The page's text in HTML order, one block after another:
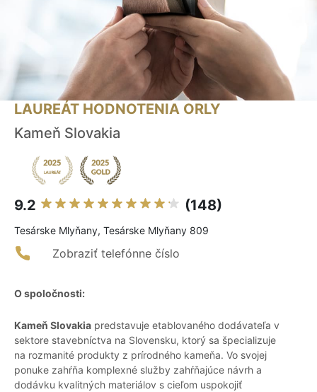
LAUREÁT HODNOTENIA ORLY
Kameň Slovakia
9.2 (148)
Tesárske Mlyňany, Tesárske Mlyňany 809
Zobraziť telefónne číslo
O spoločnosti:
Kameň Slovakia predstavuje etablovaného dodávateľa v
sektore stavebníctva na Slovensku, ktorý sa špecializuje
na rozmanité produkty z prírodného kameňa. Vo svojej
ponuke zahŕňa komplexné služby zahŕňajúce návrh a
dodávku kvalitných materiálov s cieľom uspokojiť